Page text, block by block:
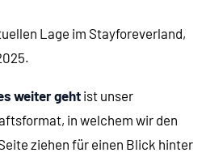
Abos und Retroshirty-Neuheiten
Lage im Stayforeverland,
weiter geht ist unser
in welchem wir den
ziehen für einen Blick hinter